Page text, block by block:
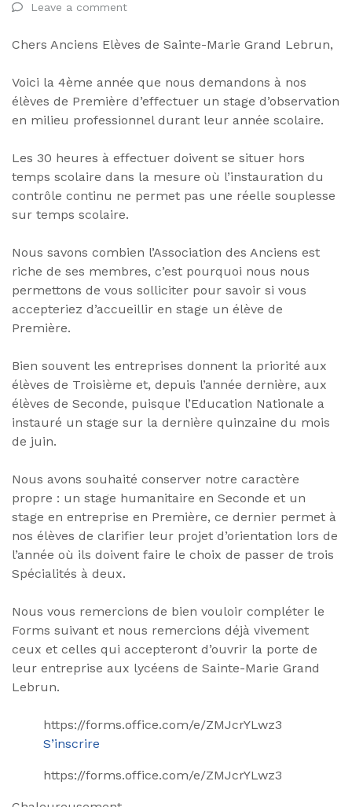
Leave a comment
Chers Anciens Elèves de Sainte-Marie Grand Lebrun,
Voici la 4ème année que nous demandons à nos
élèves de Première d’effectuer un stage d’observation
en milieu professionnel durant leur année scolaire.
Les 30 heures à effectuer doivent se situer hors
temps scolaire dans la mesure où l’instauration du
contrôle continu ne permet pas une réelle souplesse
sur temps scolaire.
Nous savons combien l’Association des Anciens est
riche de ses membres, c’est pourquoi nous nous
permettons de vous solliciter pour savoir si vous
accepteriez d’accueillir en stage un élève de
Première.
Bien souvent les entreprises donnent la priorité aux
élèves de Troisième et, depuis l’année dernière, aux
élèves de Seconde, puisque l’Education Nationale a
instauré un stage sur la dernière quinzaine du mois
de juin.
Nous avons souhaité conserver notre caractère
propre : un stage humanitaire en Seconde et un
stage en entreprise en Première, ce dernier permet à
nos élèves de clarifier leur projet d’orientation lors de
l’année où ils doivent faire le choix de passer de trois
Spécialités à deux.
Nous vous remercions de bien vouloir compléter le
Forms suivant et nous remercions déjà vivement
ceux et celles qui accepteront d’ouvrir la porte de
leur entreprise aux lycéens de Sainte-Marie Grand
Lebrun.
https://forms.office.com/e/ZMJcrYLwz3
S’inscrire
https://forms.office.com/e/ZMJcrYLwz3